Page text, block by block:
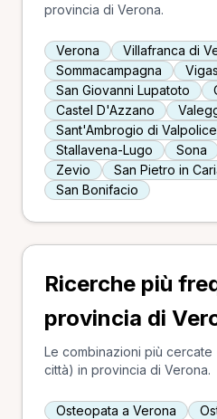
provincia di Verona.
Verona Villafranca di
Sommacampagna
San Giovanni Lupatoto
Castel D'Azzano
Sant'Ambrogio di
Stallavena-Lugo
Sona
Zevio
San Pietro in
San Bonifacio
Ricerche più
provincia di
Le combinazioni più
città) in provincia di Verona.
Osteopata a Verona